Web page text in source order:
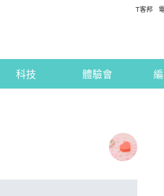
T客邦
科技 體驗會